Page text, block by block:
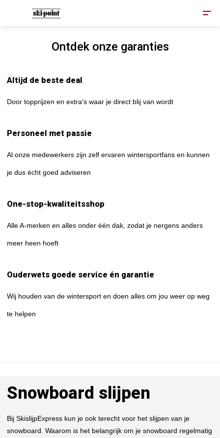
Ontdek onze garanties
Altijd de beste deal
Door topprijzen en extra's waar je direct blij van wordt
Personeel met passie
Al onze medewerkers zijn zelf ervaren wintersportfans en kunnen
je dus écht goed adviseren
One-stop-kwaliteitsshop
Alle A-merken en alles onder één dak, zodat je nergens anders
meer heen hoeft
Ouderwets goede service én garantie
Wij houden van de wintersport en doen alles om jou weer op weg
te helpen
Snowboard slijpen
Bij SkislijpExpress kun je ook terecht voor het slijpen van je
snowboard. Waarom is het belangrijk om je snowboard regelmatig